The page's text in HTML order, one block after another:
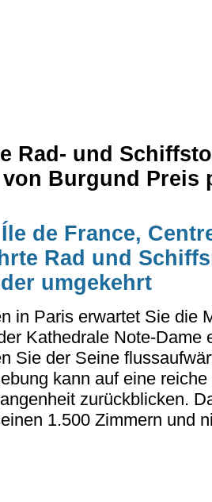
Rad- und
von Burgund Preis
de France,
Rad und
umgekehrt
in Paris erwartet Sie die
Kathedrale Note-Dame
Sie der Seine
kann auf eine
zurückblicken.
1.500 Zimmern und